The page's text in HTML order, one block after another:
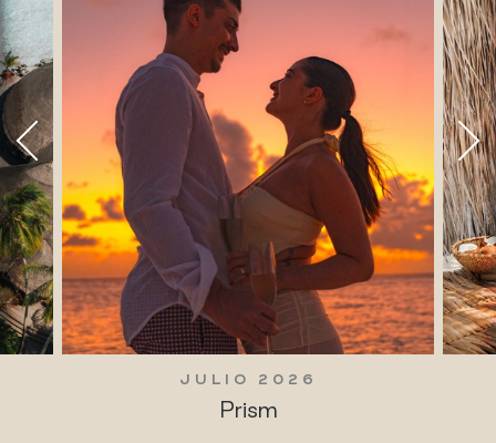
JULIO 2026
Prism